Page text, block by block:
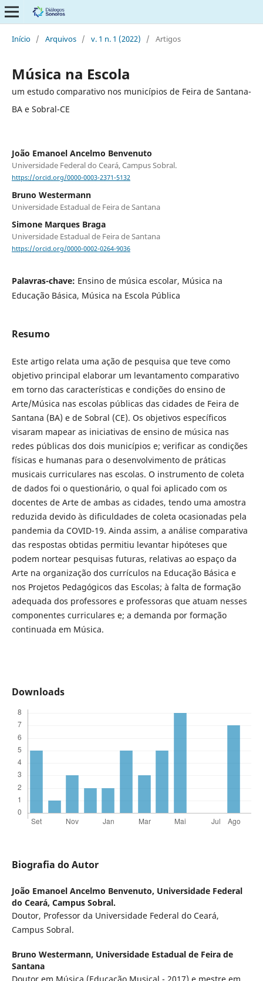
Início / Arquivos / v. 1 n. 1 (2022) / Artigos
Música na Escola
um estudo comparativo nos municípios de Feira de Santana-
BA e Sobral-CE
João Emanoel Ancelmo Benvenuto
Universidade Federal do Ceará, Campus Sobral.
https://orcid.org/0000-0003-2371-5132
Bruno Westermann
Universidade Estadual de Feira de Santana
Simone Marques Braga
Universidade Estadual de Feira de Santana
https://orcid.org/0000-0002-0264-9036
Palavras-chave: Ensino de música escolar, Música na
Educação Básica, Música na Escola Pública
Resumo
Este artigo relata uma ação de pesquisa que teve como
objetivo principal elaborar um levantamento comparativo
em torno das características e condições do ensino de
Arte/Música nas escolas públicas das cidades de Feira de
Santana (BA) e de Sobral (CE). Os objetivos específicos
visaram mapear as iniciativas de ensino de música nas
redes públicas dos dois municípios e; verificar as condições
físicas e humanas para o desenvolvimento de práticas
musicais curriculares nas escolas. O instrumento de coleta
de dados foi o questionário, o qual foi aplicado com os
docentes de Arte de ambas as cidades, tendo uma amostra
reduzida devido às dificuldades de coleta ocasionadas pela
pandemia da COVID-19. Ainda assim, a análise comparativa
das respostas obtidas permitiu levantar hipóteses que
podem nortear pesquisas futuras, relativas ao espaço da
Arte na organização dos currículos na Educação Básica e
nos Projetos Pedagógicos das Escolas; à falta de formação
adequada dos professores e professoras que atuam nesses
componentes curriculares e; a demanda por formação
continuada em Música.
Downloads
Biografia do Autor
João Emanoel Ancelmo Benvenuto, Universidade Federal
do Ceará, Campus Sobral.
Doutor, Professor da Universidade Federal do Ceará,
Campus Sobral.
Bruno Westermann, Universidade Estadual de Feira de
Santana